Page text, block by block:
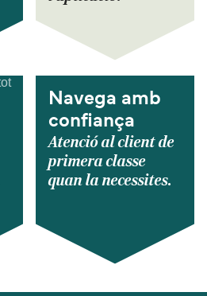
Navega amb
confiança
Atenció al client de
primera classe
quan la necessites.